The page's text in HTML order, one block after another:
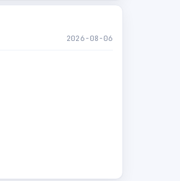
2026-08-06